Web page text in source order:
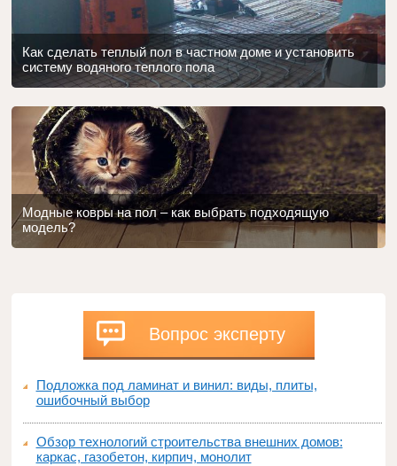
Как сделать теплый пол в частном доме и установить
систему водяного теплого пола
Модные ковры на пол – как выбрать подходящую
модель?
Вопрос эксперту
Подложка под ламинат и винил: виды, плиты,
ошибочный выбор
Обзор технологий строительства внешних домов:
каркас, газобетон, кирпич, монолит